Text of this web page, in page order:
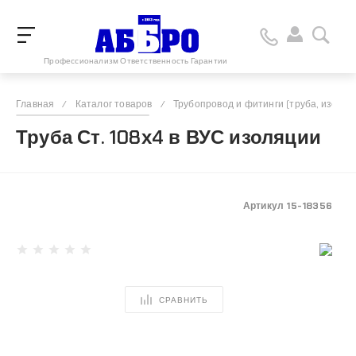
Профессионализм Ответственность Гарантии
Главная / Каталог товаров / Трубопровод и фитинги (труба,
Труба Ст. 108х4 в ВУС изоляции
Артикул 15-18356
СРАВНИТЬ